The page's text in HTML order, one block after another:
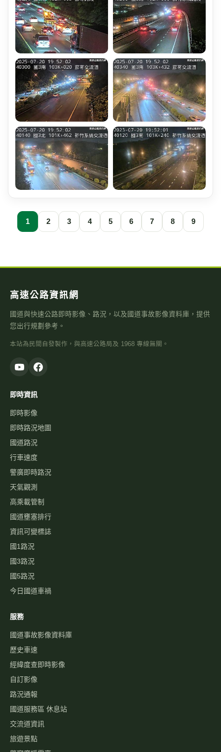
1 2 3 4 5 6 7 8 9
高速公路資訊網
國道與快速公路即時影像、路況，以及國道事故影像資料庫，提供
您出行規劃參考。
本站為民間自發製作，與高速公路局及 1968 專線無關。
即時資訊
即時影像
即時路況地圖
國道路況
行車速度
警廣即時路況
天氣觀測
高乘載管制
國道壅塞排行
資訊可變標誌
國1路況
國3路況
國5路況
今日國道車禍
服務
國道事故影像資料庫
歷史車速
經緯度查即時影像
自訂影像
路況通報
國道服務區 休息站
交流道資訊
旅遊景點